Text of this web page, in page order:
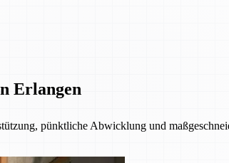
Erlangen
pünktliche Abwicklung und